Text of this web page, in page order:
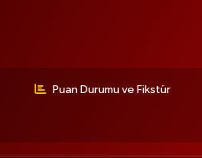
Puan Durumu ve Fikstür